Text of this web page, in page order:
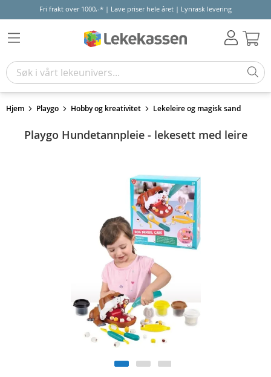
Fri frakt over 1000,-* | Lave priser hele året | Lynrask levering
Hjem Playgo Hobby og kreativitet Lekeleire og magisk sand
Playgo Hundetannpleie - lekesett med leire